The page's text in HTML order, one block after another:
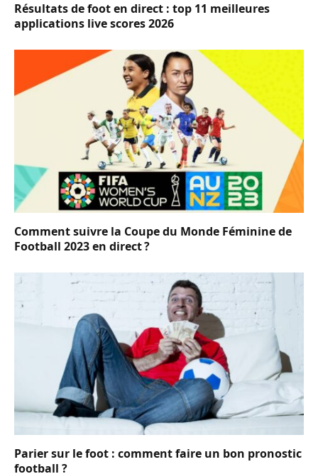
Résultats de foot en direct : top 11 meilleures
applications live scores 2026
Comment suivre la Coupe du Monde Féminine de
Football 2023 en direct ?
Parier sur le foot : comment faire un bon pronostic
football ?